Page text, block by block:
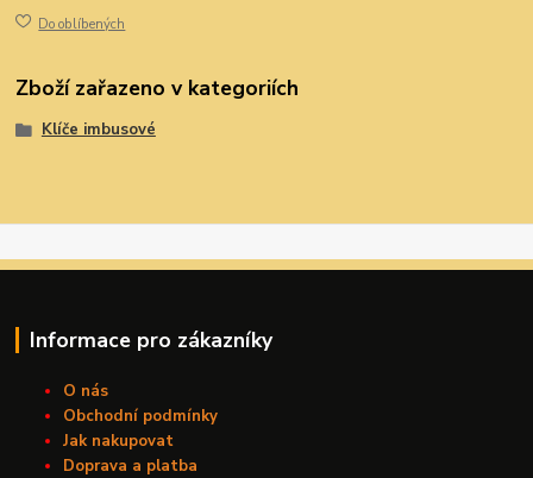
Do oblíbených
Zboží zařazeno v kategoriích
Klíče imbusové
Informace pro zákazníky
O nás
Obchodní podmínky
Jak nakupovat
Doprava a platba